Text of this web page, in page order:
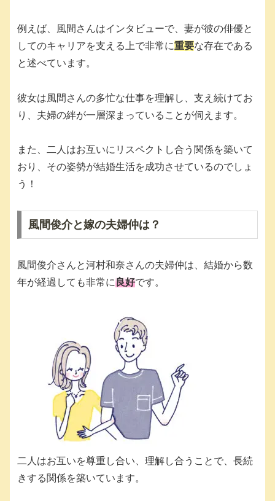
例えば、風間さんはインタビューで、妻が彼の俳優と
してのキャリアを支える上で非常に重要な存在である
と述べています。
彼女は風間さんの多忙な仕事を理解し、支え続けてお
り、夫婦の絆が一層深まっていることが伺えます。
また、二人はお互いにリスペクトし合う関係を築いて
おり、その姿勢が結婚生活を成功させているのでしょ
う！
風間俊介と嫁の夫婦仲は？
風間俊介さんと河村和奈さんの夫婦仲は、結婚から数
年が経過しても非常に良好です。
二人はお互いを尊重し合い、理解し合うことで、長続
きする関係を築いています。